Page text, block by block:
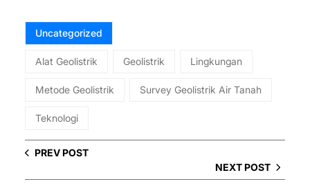
Uncategorized
Alat Geolistrik Geolistrik Lingkungan
Metode Geolistrik Survey Geolistrik Air Tanah
Teknologi
PREV POST
NEXT POST